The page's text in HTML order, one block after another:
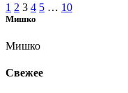
1 2 3 4 5 … 10
Мишко
Мишко
Свежее